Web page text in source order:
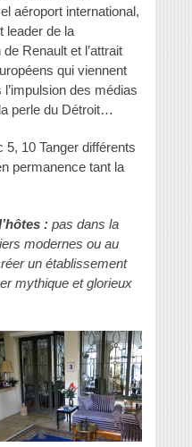
aéroport international,
leader de la
Renault et l’attrait
qui viennent
des médias
perle du Détroit…
10 Tanger différents
permanence tant la
: pas dans la
modernes ou au
un établissement
mythique et glorieux